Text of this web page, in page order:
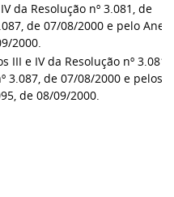
da Resolução nº 3.081, de
de 07/08/2000 e pelo
2000.
e IV da Resolução nº 3.081,
3.087, de 07/08/2000 e pelos
de 08/09/2000.